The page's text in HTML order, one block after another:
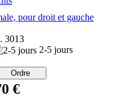
pour droit et gauche
3013
2-5 jours
€